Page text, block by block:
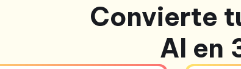
Convierte
AI en